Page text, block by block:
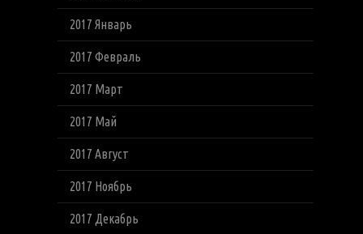
2017 Январь
2017 Февраль
2017 Март
2017 Май
2017 Август
2017 Ноябрь
2017 Декабрь